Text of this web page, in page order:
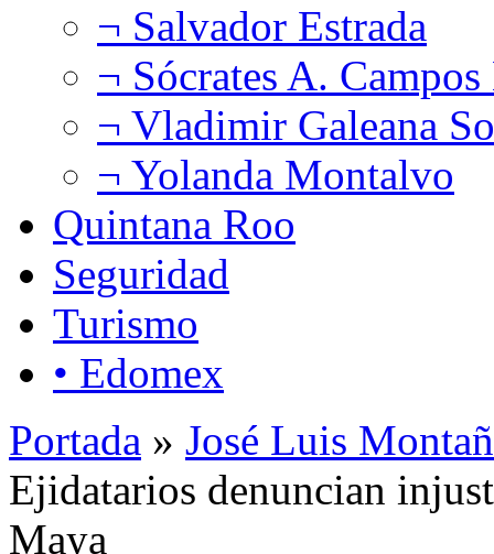
¬ Salvador Estrada
¬ Sócrates A.
¬ Vladimir Galeana
¬ Yolanda Montalvo
Quintana Roo
Seguridad
Turismo
• Edomex
Portada » José Luis
Ejidatarios denuncian
Maya